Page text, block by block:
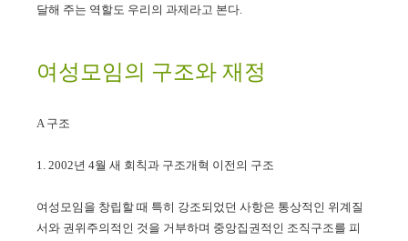
달해 주는 역할도 우리의 과제라고 본다.
여성모임의 구조와 재정
A 구조
1. 2002년 4월 새 회칙과 구조개혁 이전의 구조
여성모임을 창립할 때 특히 강조되었던 사항은 통상적인 위계질
서와 권위주의적인 것을 거부하며 중앙집권적인 조직구조를 피